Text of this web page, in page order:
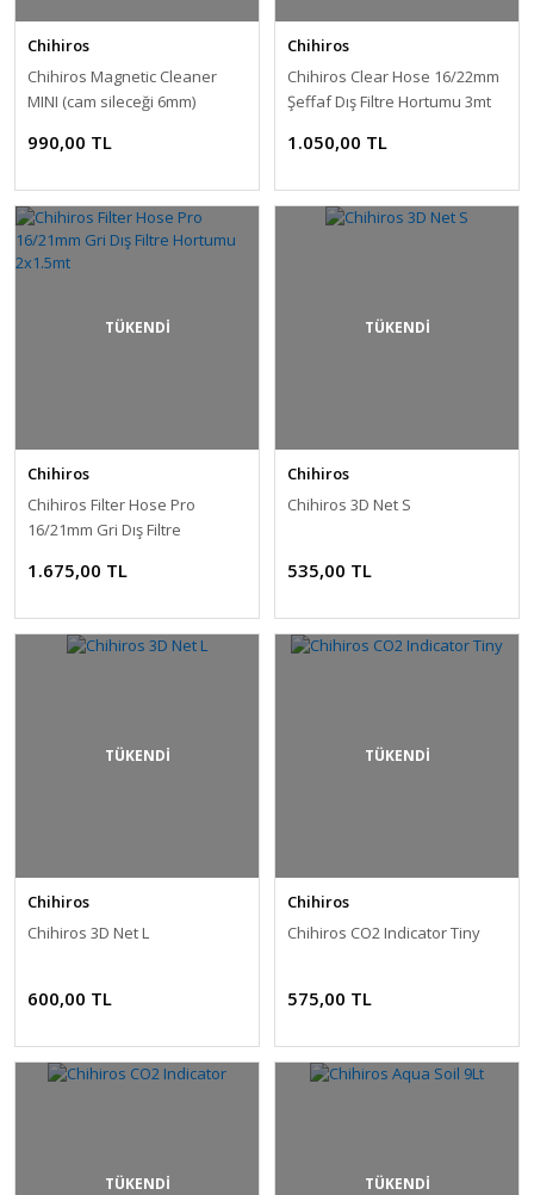
Chihiros
Chihiros Magnetic Cleaner
MINI (cam sileceği 6mm)
990,00 TL
Chihiros
Chihiros Clear Hose 16/22mm
Şeffaf Dış Filtre Hortumu 3mt
1.050,00 TL
TÜKENDİ
Chihiros
Chihiros Filter Hose Pro
16/21mm Gri Dış Filtre
1.675,00 TL
TÜKENDİ
Chihiros
Chihiros 3D Net S
535,00 TL
TÜKENDİ
Chihiros
Chihiros 3D Net L
600,00 TL
TÜKENDİ
Chihiros
Chihiros CO2 Indicator Tiny
575,00 TL
TÜKENDİ TÜKENDİ